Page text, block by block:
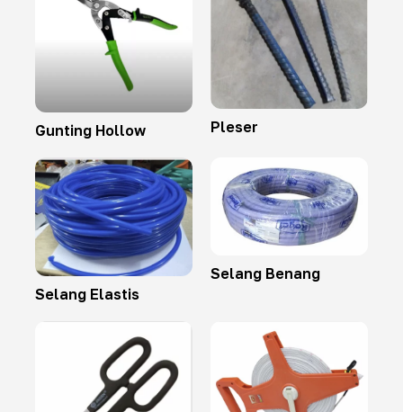
Gunting Hollow Pleser
Selang Elastis
Selang Benang